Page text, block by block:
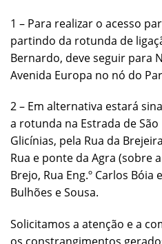
1 – Para realizar o acesso
partindo da rotunda de
Bernardo, deve seguir para
Avenida Europa no nó do
2 – Em alternativa estará
a rotunda na Estrada de
Glicínias, pela Rua da
Rua e ponte da Agra (sobre
Brejo, Rua Eng.º Carlos Bóia
Bulhões e Sousa.
Solicitamos a atenção e a